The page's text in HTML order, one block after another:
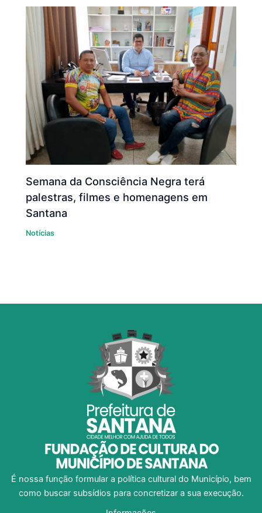
Semana da Consciência Negra terá
palestras, filmes e homenagens em
Santana
Notícias
É nossa função formular a política cultural do Município, bem
como buscar subsídios para concretizar a sua execução.